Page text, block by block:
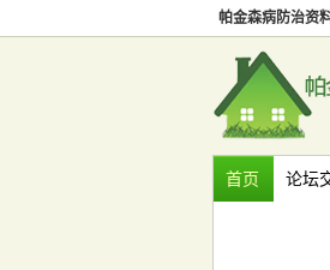
帕金森病防治资
首页 论坛